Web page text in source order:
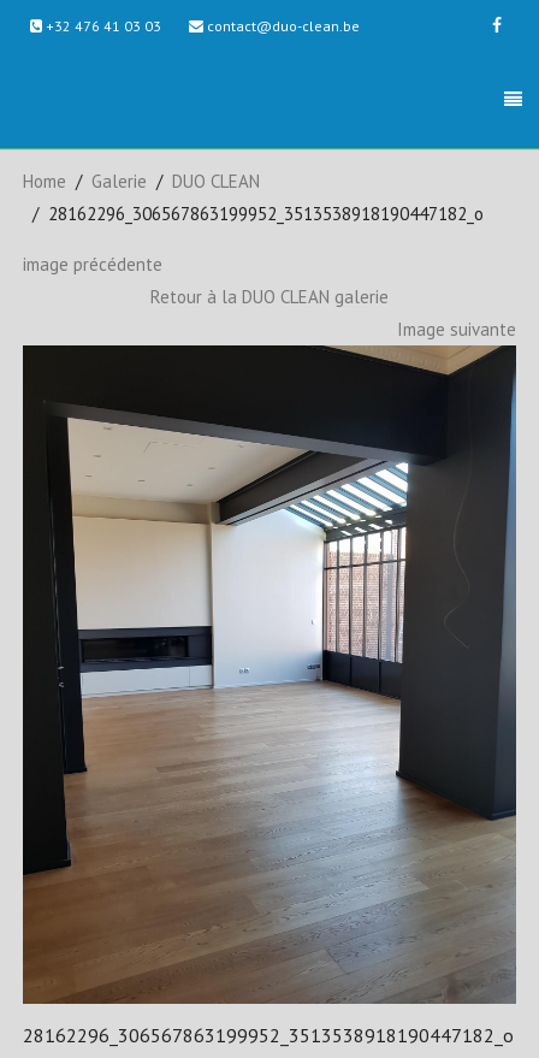
+32 476 41 03 03 contact@duo-clean.be
Home Galerie
DUO CLEAN
28162296_306567863199952_3513538918190447182_o
image précédente
Retour à la DUO CLEAN galerie
Image suivante
28162296_306567863199952_3513538918190447182_o